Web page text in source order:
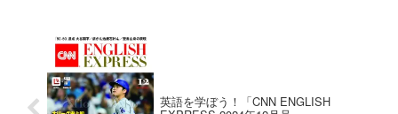
英語を学ぼう！「CNN ENGLISH